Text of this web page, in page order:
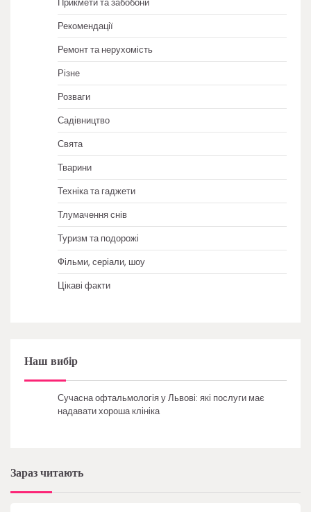
Рекомендації
Ремонт та нерухомість
Різне
Розваги
Садівництво
Свята
Тварини
Техніка та гаджети
Тлумачення снів
Туризм та подорожі
Фільми, серіали, шоу
Цікаві факти
Наш вибір
Сучасна офтальмологія у Львові: які послуги має
надавати хороша клініка
Зараз читають